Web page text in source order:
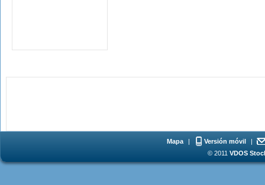
Mapa | Versión móvil
|
© 2011 VDOS